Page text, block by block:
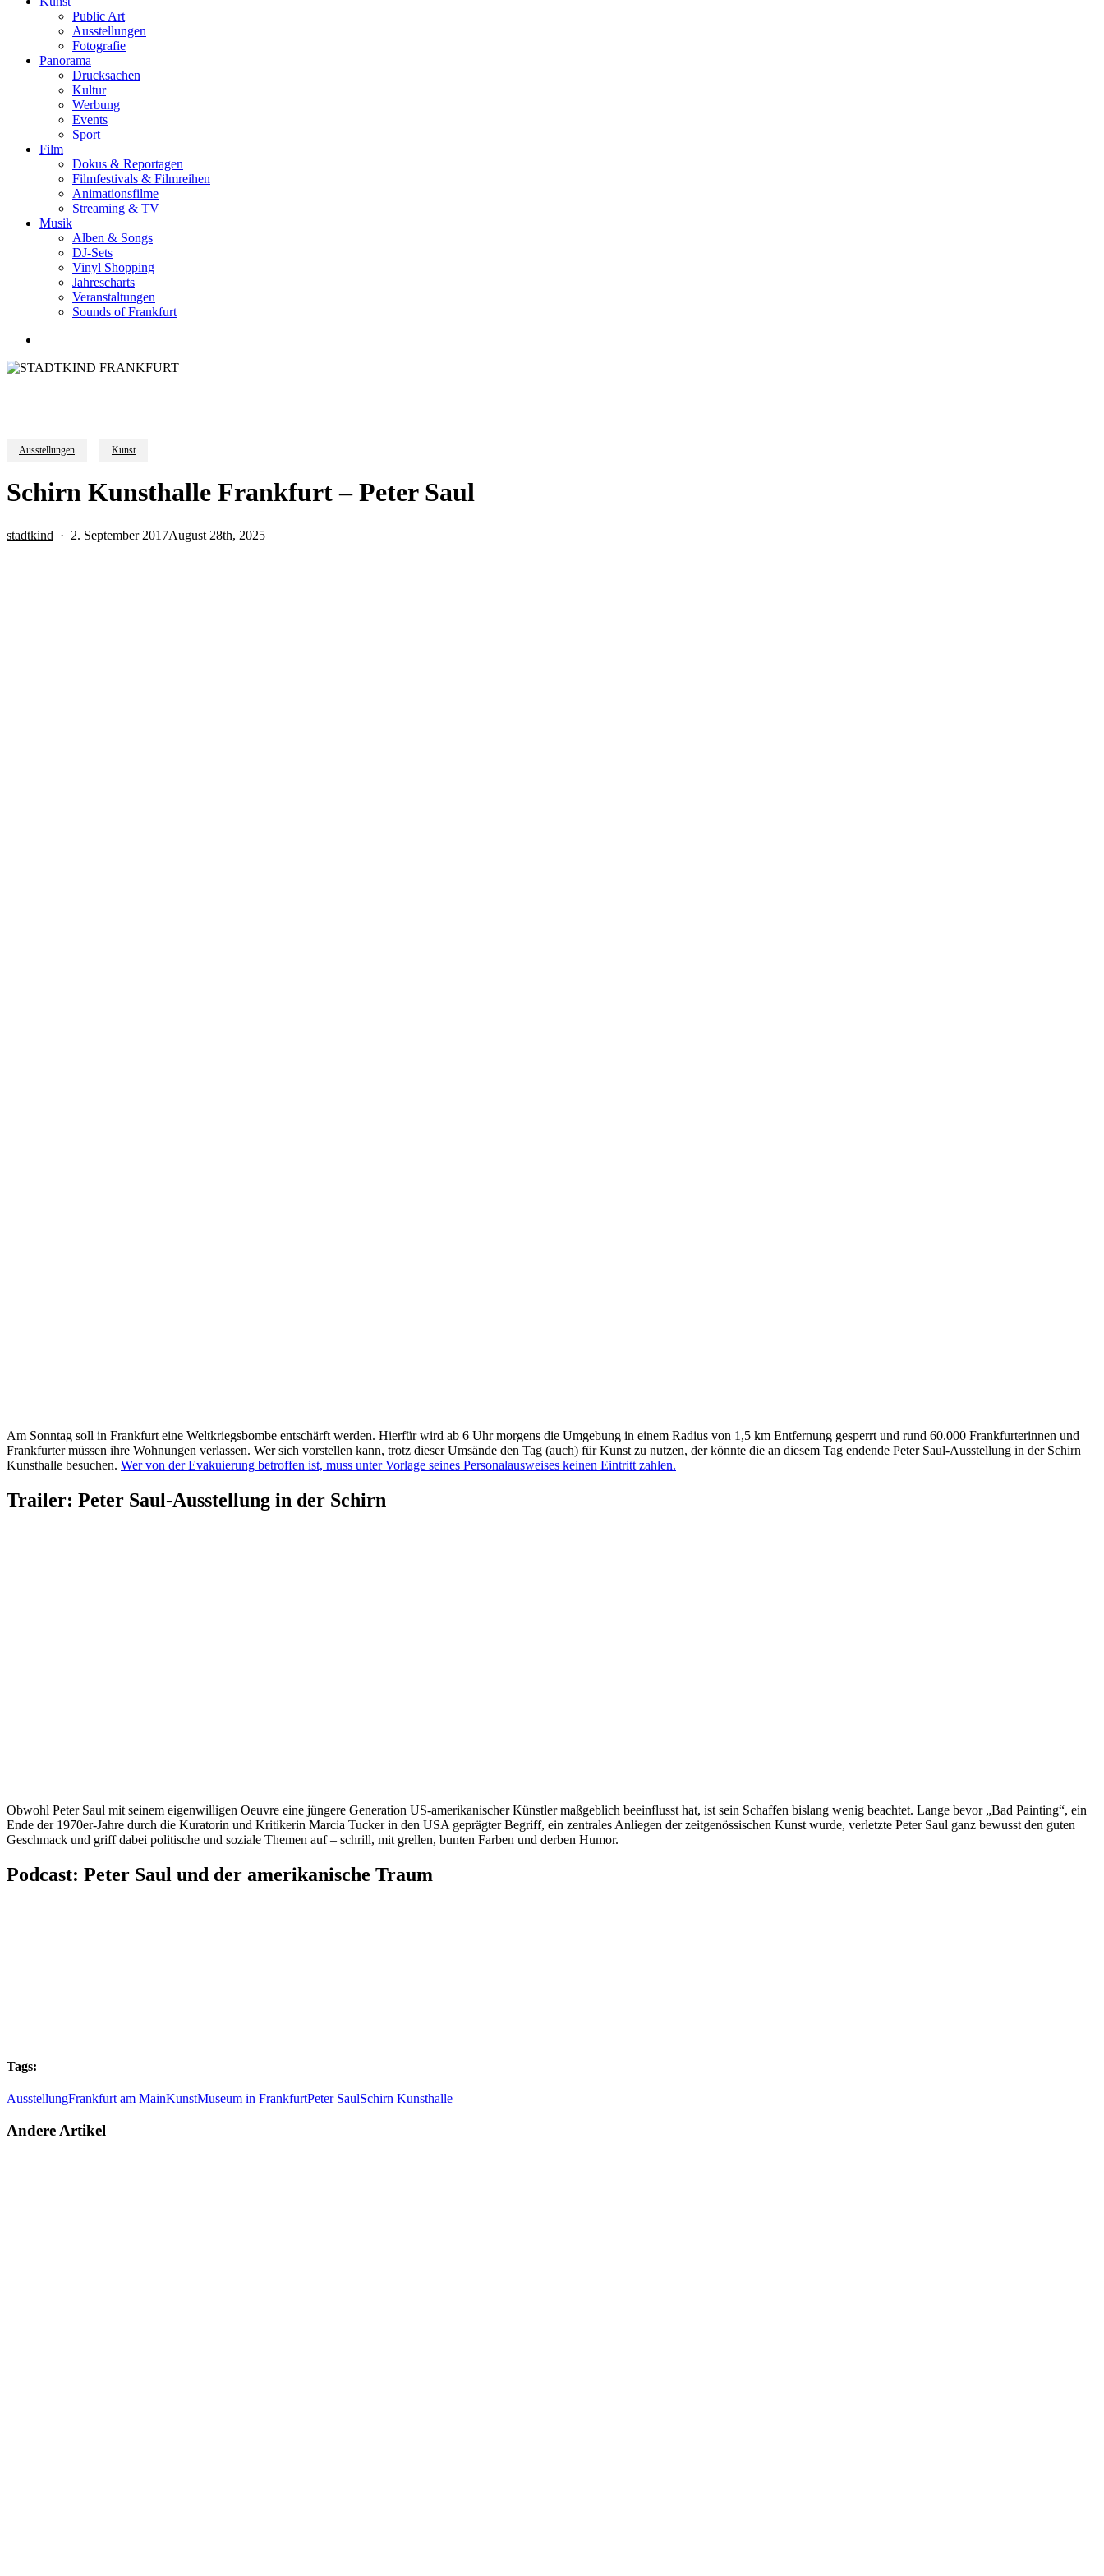
Public Art
Ausstellungen
Fotografie
Panorama
Drucksachen
Kultur
Werbung
Events
Sport
Film
Dokus & Reportagen
Filmfestivals & Filmreihen
Animationsfilme
Streaming & TV
Musik
Alben & Songs
DJ-Sets
Vinyl Shopping
Jahrescharts
Veranstaltungen
Sounds of Frankfurt
Ausstellungen Kunst
Schirn Kunsthalle Frankfurt – Peter Saul
stadtkind 2. September 2017August 28th, 2025
Am Sonntag soll in Frankfurt eine Weltkriegsbombe entschärft werden. Hierfür wird ab 6 Uhr morgens die Umgebung in einem Radius von 1,5 km Entfernung gesperrt und rund 60.000 Frankfurterinnen und
Frankfurter müssen ihre Wohnungen verlassen. Wer sich vorstellen kann, trotz dieser Umsände den Tag (auch) für Kunst zu nutzen, der könnte die an diesem Tag endende Peter Saul-Ausstellung in der Schirn
Kunsthalle besuchen. Wer von der Evakuierung betroffen ist, muss unter Vorlage seines Personalausweises keinen Eintritt zahlen.
Trailer: Peter Saul-Ausstellung in der Schirn
Obwohl Peter Saul mit seinem eigenwilligen Oeuvre eine jüngere Generation US-amerikanischer Künstler maßgeblich beeinflusst hat, ist sein Schaffen bislang wenig beachtet. Lange bevor „Bad Pain­ting“, ein
Ende der 1970er-Jahre durch die Kura­to­rin und Kriti­ke­rin Marcia Tucker in den USA geprägter Begriff, ein zentra­les Anlie­gen der zeit­ge­nös­si­schen Kunst wurde, verletzte Peter Saul ganz bewusst den guten
Geschmack und griff dabei poli­ti­sche und soziale Themen auf – schrill, mit grellen, bunten Farben und derben Humor.
Podcast: Peter Saul und der amerikanische Traum
Tags:
AusstellungFrankfurt am MainKunstMuseum in FrankfurtPeter SaulSchirn Kunsthalle
Andere Artikel